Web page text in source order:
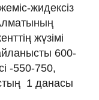
жидексіз
жүзімі
600-
-550-750,
1 данасы